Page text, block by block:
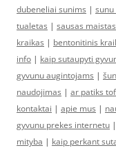
dubeneliai sunims | sunu
tualetas | sausas
kraikas | bentonitinis
info | kaip sutaupyti
gyvunu augintojams |
naudojimas | ar patiks
kontaktai | apie mus |
gyvunu prekes internetu |
mityba | kaip perkant